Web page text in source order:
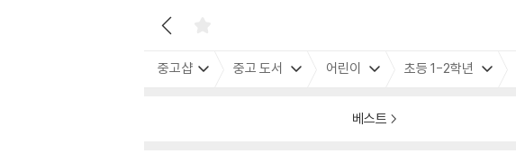
중고샵 중고 도서 어린이 초등 1-2학년
베스트